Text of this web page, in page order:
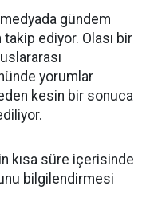
gündem
takip ediyor. Olası bir
yorumlar
kesin bir sonuca
kısa süre içerisinde
bilgilendirmesi